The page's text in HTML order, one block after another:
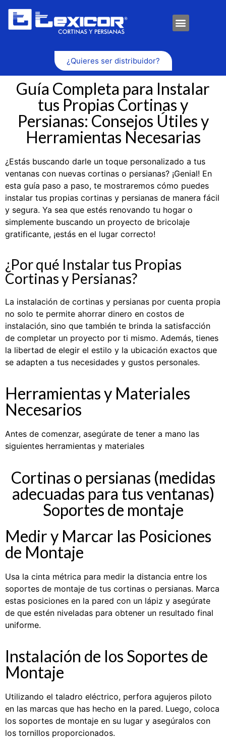
¿Quieres ser distribuidor?
Guía Completa para Instalar
tus Propias Cortinas y
Persianas: Consejos Útiles y
Herramientas Necesarias
¿Estás buscando darle un toque personalizado a tus
ventanas con nuevas cortinas o persianas? ¡Genial! En
esta guía paso a paso, te mostraremos cómo puedes
instalar tus propias cortinas y persianas de manera fácil
y segura. Ya sea que estés renovando tu hogar o
simplemente buscando un proyecto de bricolaje
gratificante, ¡estás en el lugar correcto!
¿Por qué Instalar tus Propias
Cortinas y Persianas?
La instalación de cortinas y persianas por cuenta propia
no solo te permite ahorrar dinero en costos de
instalación, sino que también te brinda la satisfacción
de completar un proyecto por ti mismo. Además, tienes
la libertad de elegir el estilo y la ubicación exactos que
se adapten a tus necesidades y gustos personales.
Herramientas y Materiales
Necesarios
Antes de comenzar, asegúrate de tener a mano las
siguientes herramientas y materiales
Cortinas o persianas (medidas
adecuadas para tus ventanas)
Soportes de montaje
Medir y Marcar las Posiciones
de Montaje
Usa la cinta métrica para medir la distancia entre los
soportes de montaje de tus cortinas o persianas. Marca
estas posiciones en la pared con un lápiz y asegúrate
de que estén niveladas para obtener un resultado final
uniforme.
Instalación de los Soportes de
Montaje
Utilizando el taladro eléctrico, perfora agujeros piloto
en las marcas que has hecho en la pared. Luego, coloca
los soportes de montaje en su lugar y asegúralos con
los tornillos proporcionados.